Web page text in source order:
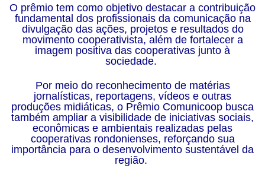
O prêmio tem como objetivo destacar a contribuição
fundamental dos profissionais da comunicação na
divulgação das ações, projetos e resultados do
movimento cooperativista, além de fortalecer a
imagem positiva das cooperativas junto à
sociedade.
Por meio do reconhecimento de matérias
jornalísticas, reportagens, vídeos e outras
produções midiáticas, o Prêmio Comunicoop busca
também ampliar a visibilidade de iniciativas sociais,
econômicas e ambientais realizadas pelas
cooperativas rondonienses, reforçando sua
importância para o desenvolvimento sustentável da
região.